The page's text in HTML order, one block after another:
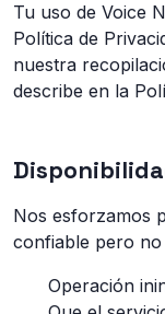
Tu uso de Voice
Política de
nuestra
describe en la
Nos esforzamos
confiable pero
Operación